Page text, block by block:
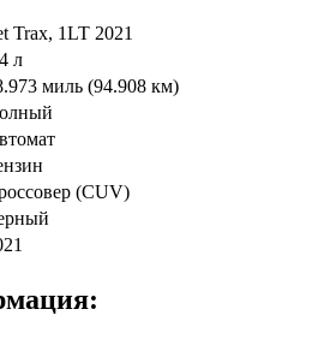
Trax, 1LT 2021
л
миль (94.908 км)
(CUV)